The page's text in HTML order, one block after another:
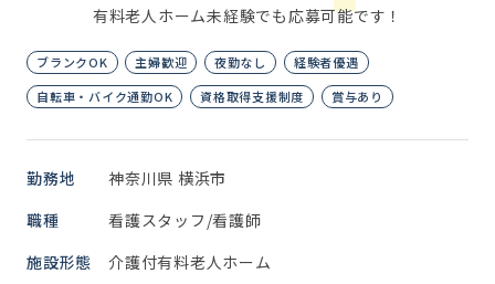
有料老人ホーム未経験でも応募可能です！
ブランクOK 主婦歓迎 夜勤なし
経験者優遇
自転車・バイク通勤OK
資格取得支援制度 賞与あり
勤務地
神奈川県 横浜市
職種
看護スタッフ/看護師
施設形態
介護付有料老人ホーム